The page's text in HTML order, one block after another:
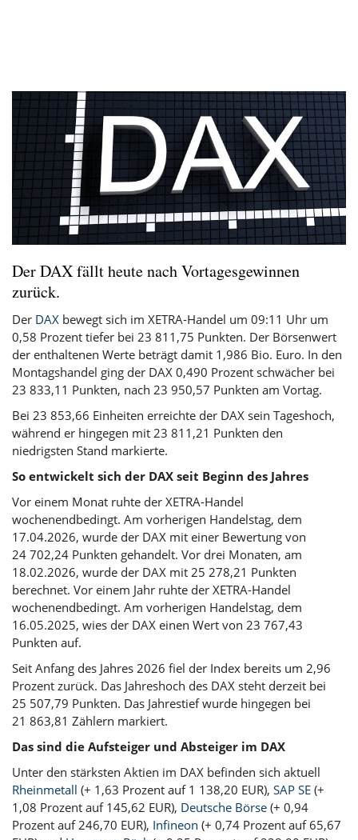
Der DAX fällt heute nach Vortagesgewinnen
zurück.
Der DAX bewegt sich im XETRA-Handel um 09:11 Uhr um
0,58 Prozent tiefer bei 23 811,75 Punkten. Der Börsenwert
der enthaltenen Werte beträgt damit 1,986 Bio. Euro. In den
Montagshandel ging der DAX 0,490 Prozent schwächer bei
23 833,11 Punkten, nach 23 950,57 Punkten am Vortag.
Bei 23 853,66 Einheiten erreichte der DAX sein Tageshoch,
während er hingegen mit 23 811,21 Punkten den
niedrigsten Stand markierte.
So entwickelt sich der DAX seit Beginn des Jahres
Vor einem Monat ruhte der XETRA-Handel
wochenendbedingt. Am vorherigen Handelstag, dem
17.04.2026, wurde der DAX mit einer Bewertung von
24 702,24 Punkten gehandelt. Vor drei Monaten, am
18.02.2026, wurde der DAX mit 25 278,21 Punkten
berechnet. Vor einem Jahr ruhte der XETRA-Handel
wochenendbedingt. Am vorherigen Handelstag, dem
16.05.2025, wies der DAX einen Wert von 23 767,43
Punkten auf.
Seit Anfang des Jahres 2026 fiel der Index bereits um 2,96
Prozent zurück. Das Jahreshoch des DAX steht derzeit bei
25 507,79 Punkten. Das Jahrestief wurde hingegen bei
21 863,81 Zählern markiert.
Das sind die Aufsteiger und Absteiger im DAX
Unter den stärksten Aktien im DAX befinden sich aktuell
Rheinmetall (+ 1,63 Prozent auf 1 138,20 EUR), SAP SE (+
1,08 Prozent auf 145,62 EUR), Deutsche Börse (+ 0,94
Prozent auf 246,70 EUR), Infineon (+ 0,74 Prozent auf 65,67